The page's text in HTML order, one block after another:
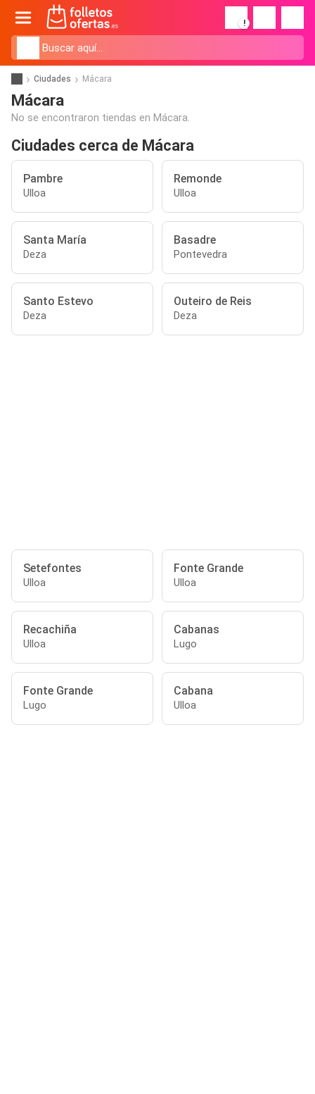
!
Ciudades Mácara
Mácara
No se encontraron tiendas en Mácara.
Ciudades cerca de Mácara
Pambre
Ulloa
Remonde
Ulloa
Santa María
Deza
Basadre
Pontevedra
Santo Estevo
Deza
Outeiro de Reis
Deza
Setefontes
Ulloa
Fonte Grande
Ulloa
Recachiña
Ulloa
Cabanas
Lugo
Fonte Grande
Lugo
Cabana
Ulloa